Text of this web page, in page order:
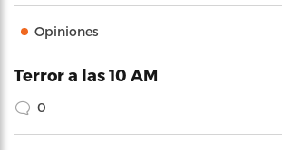
Opiniones
Terror a las 10 AM
0